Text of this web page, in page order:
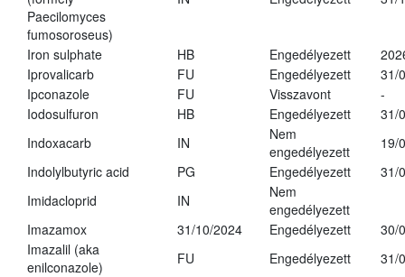
Paecilomyces
fumosoroseus)
Iron sulphate HB Engedélyezett
Iprovalicarb
FU Engedélyezett
31/
Ipconazole
FU Visszavont
-
Iodosulfuron
HB Engedélyezett
31/
Indoxacarb
IN
Nem
engedélyezett
19/
Indolylbutyric acid
PG Engedélyezett
31/
Imidacloprid
IN
Nem
engedélyezett
Imazamox
31/10/2024 Engedélyezett
30/
Imazalil (aka
enilconazole)
FU Engedélyezett
31/